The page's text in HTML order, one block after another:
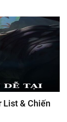
List & Chiến